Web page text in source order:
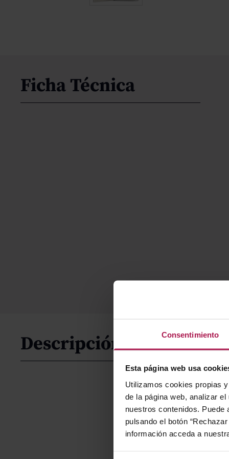
Consentimiento
Esta página web usa
Utilizamos cookies propias
de la página web, analizar
nuestros contenidos. Puede
pulsando el botón
información acceda a
Ficha Técnica
Descripción